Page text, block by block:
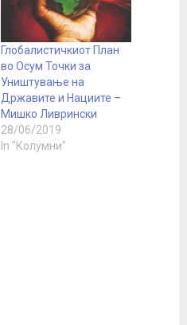
Глобалистичкиот План
во Осум Точки за
Уништување на
Државите и Нациите –
Мишкo Ливрински
28/06/2019
In "Колумни"